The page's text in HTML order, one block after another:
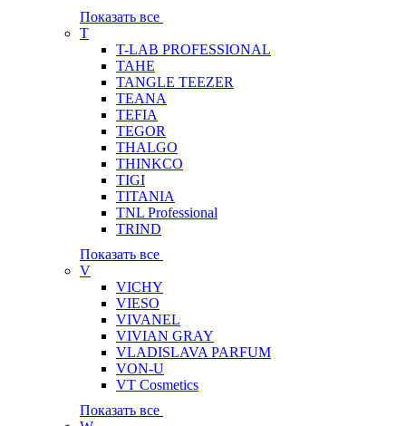
Показать все
T
T-LAB PROFESSIONAL
TAHE
TANGLE TEEZER
TEANA
TEFIA
TEGOR
THALGO
THINKCO
TIGI
TITANIA
TNL Professional
TRIND
Показать все
V
VICHY
VIESO
VIVANEL
VIVIAN GRAY
VLADISLAVA PARFUM
VON-U
VT Cosmetics
Показать все